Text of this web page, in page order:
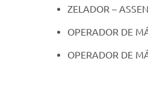
ZELADOR –
OPERADOR DE
OPERADOR DE